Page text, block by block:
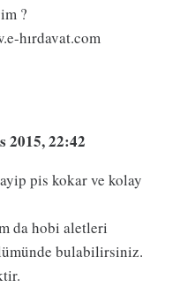
?
hırdavat.com
2015, 22:42
pis kokar ve kolay
da hobi aletleri
bulabilirsiniz.